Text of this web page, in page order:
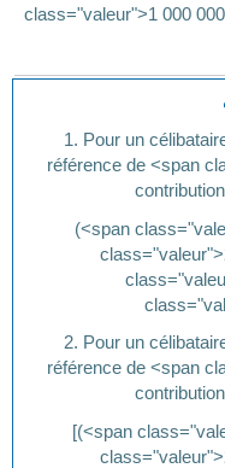
class="valeur">1 000
1. Pour un
référence de <span
(<span
2. Pour un
référence de <span
[(<span